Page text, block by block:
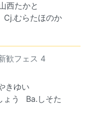
西たかと
Cj.むらたほのか
歓フェス 4
きゆい
ょう
Ba.しそた